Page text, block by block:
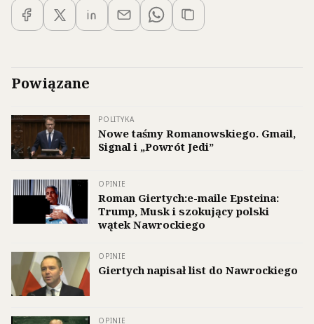
Powiązane
POLITYKA
Nowe taśmy Romanowskiego. Gmail,
Signal i „Powrót Jedi”
OPINIE
Roman Giertych:e-maile Epsteina:
Trump, Musk i szokujący polski
wątek Nawrockiego
OPINIE
Giertych napisał list do Nawrockiego
OPINIE